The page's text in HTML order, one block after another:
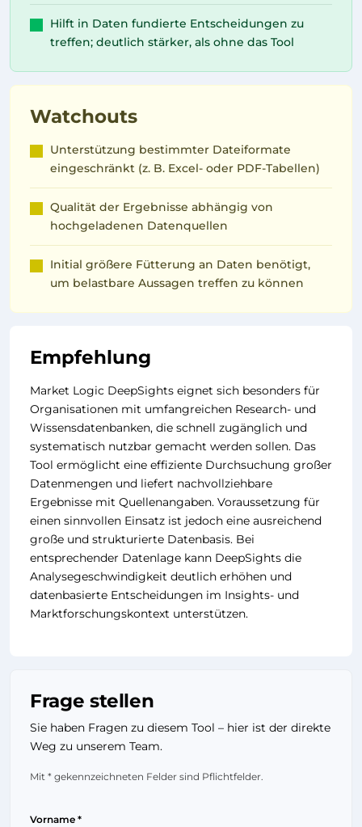
Hilft in Daten fundierte Entscheidungen zu
treffen; deutlich stärker, als ohne das Tool
Watchouts
Unterstützung bestimmter Dateiformate
eingeschränkt (z. B. Excel- oder PDF-Tabellen)
Qualität der Ergebnisse abhängig von
hochgeladenen Datenquellen
Initial größere Fütterung an Daten benötigt,
um belastbare Aussagen treffen zu können
Empfehlung
Market Logic DeepSights eignet sich besonders für
Organisationen mit umfangreichen Research- und
Wissensdatenbanken, die schnell zugänglich und
systematisch nutzbar gemacht werden sollen. Das
Tool ermöglicht eine effiziente Durchsuchung großer
Datenmengen und liefert nachvollziehbare
Ergebnisse mit Quellenangaben. Voraussetzung für
einen sinnvollen Einsatz ist jedoch eine ausreichend
große und strukturierte Datenbasis. Bei
entsprechender Datenlage kann DeepSights die
Analysegeschwindigkeit deutlich erhöhen und
datenbasierte Entscheidungen im Insights- und
Marktforschungskontext unterstützen.
Frage stellen
Sie haben Fragen zu diesem Tool – hier ist der direkte
Weg zu unserem Team.
Mit * gekennzeichneten Felder sind Pflichtfelder.
Vorname *